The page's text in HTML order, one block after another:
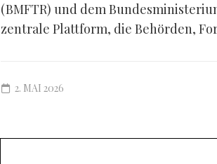
(BMFTR) und dem
zentrale Plattform, die Behörden,
2. MAI 2026